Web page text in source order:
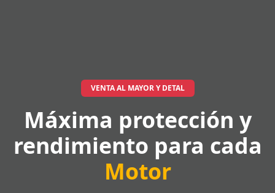
VENTA AL MAYOR Y DETAL
Máxima protección y
rendimiento para cada
Motor